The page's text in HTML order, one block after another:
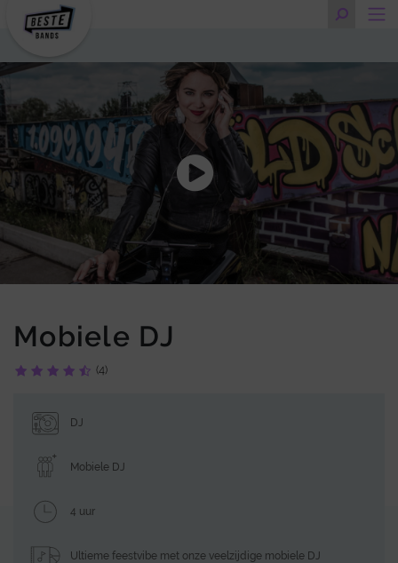
Mobiele DJ
(4)
DJ
Mobiele DJ
4 uur
Ultieme feestvibe met onze veelzijdige mobiele DJ